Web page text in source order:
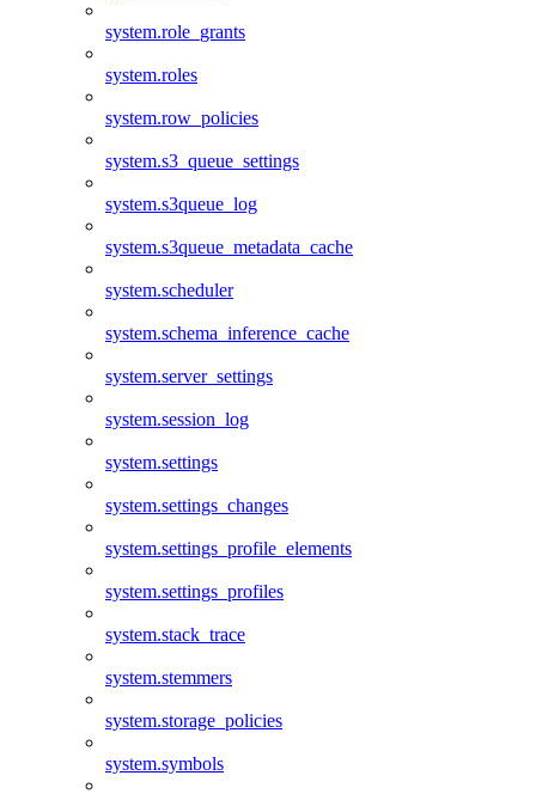
system.role_grants
system.roles
system.row_policies
system.s3_queue_settings
system.s3queue_log
system.s3queue_metadata_cache
system.scheduler
system.schema_inference_cache
system.server_settings
system.session_log
system.settings
system.settings_changes
system.settings_profile_elements
system.settings_profiles
system.stack_trace
system.stemmers
system.storage_policies
system.symbols